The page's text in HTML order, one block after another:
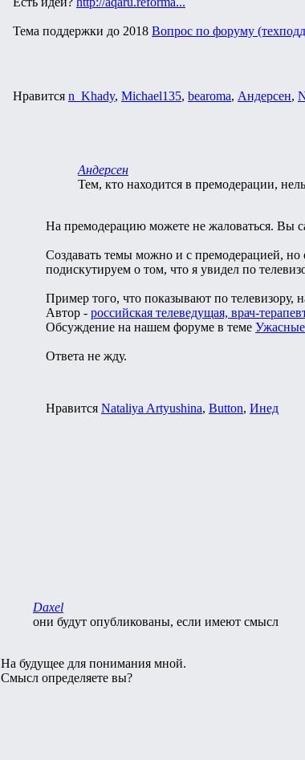
Тема поддержки до 2018 Вопрос по форуму
Нравится n_Khady, Michael135, bearoma, Андерсен,
Андерсен
Тем, кто находится в премодерации,
На премодерацию можете не жаловаться. Вы
Создавать темы можно и с премодерацией,
подискутируем о том, что я увидел по
Пример того, что показывают по телевизору,
Автор - российская телеведущая, врач-
Обсуждение на нашем форуме в теме Ужасные
Ответа не жду.
Нравится Nataliya Artyushina, Button, Инед
Daxel
они будут опубликованы, если имеют смысл
На будущее для понимания мной.
Смысл определяете вы?